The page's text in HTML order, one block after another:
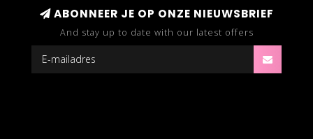
ABONNEER JE OP ONZE NIEUWSBRIEF
And stay up to date with our latest offers